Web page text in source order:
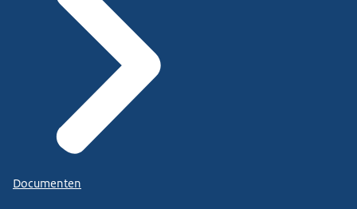
Documenten